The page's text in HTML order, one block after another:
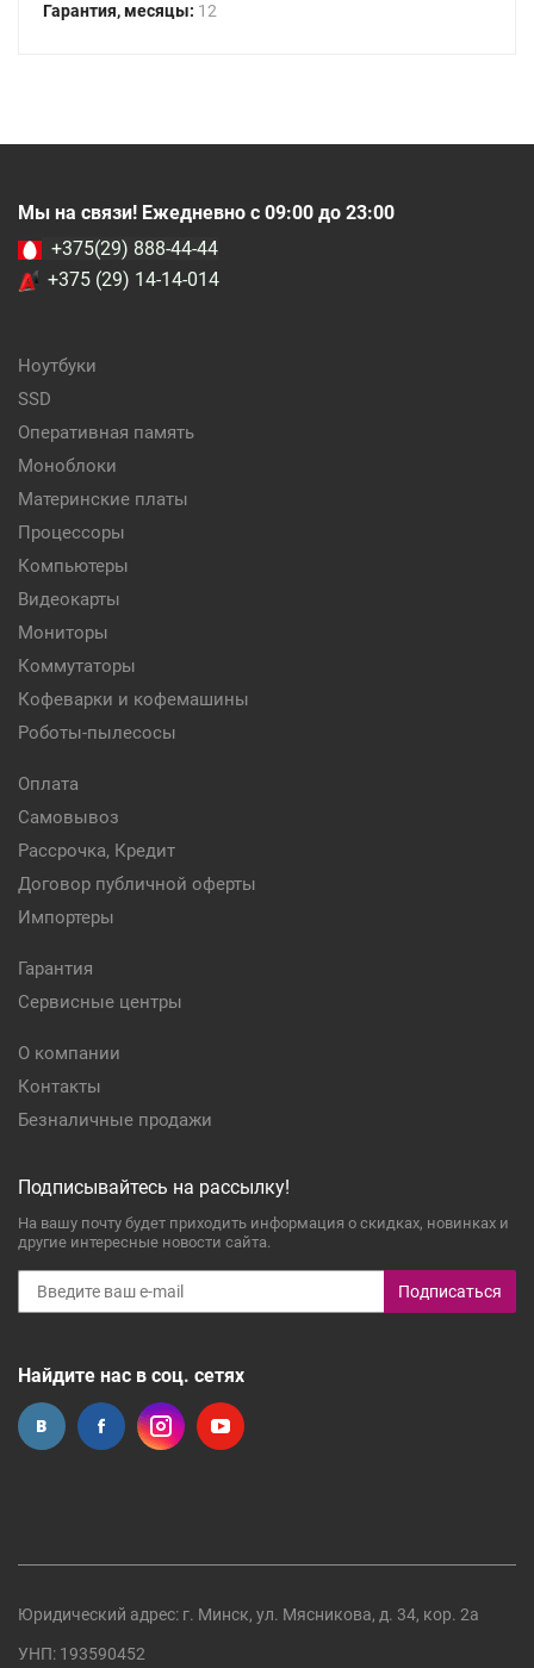
Гарантия, месяцы: 12
Мы на связи! Ежедневно с 09:00 до 23:00
+375(29) 888-44-44
+375 (29) 14-14-014
Ноутбуки
SSD
Оперативная память
Моноблоки
Материнские платы
Процессоры
Компьютеры
Видеокарты
Мониторы
Коммутаторы
Кофеварки и кофемашины
Роботы-пылесосы
Оплата
Самовывоз
Рассрочка, Кредит
Договор публичной оферты
Импортеры
Гарантия
Сервисные центры
О компании
Контакты
Безналичные продажи
Подписывайтесь на рассылку!
На вашу почту будет приходить информация о скидках, новинках и
другие интересные новости сайта.
Подписаться
Найдите нас в соц. сетях
Юридический адрес: г. Минск, ул. Мясникова, д. 34, кор. 2а
УНП: 193590452